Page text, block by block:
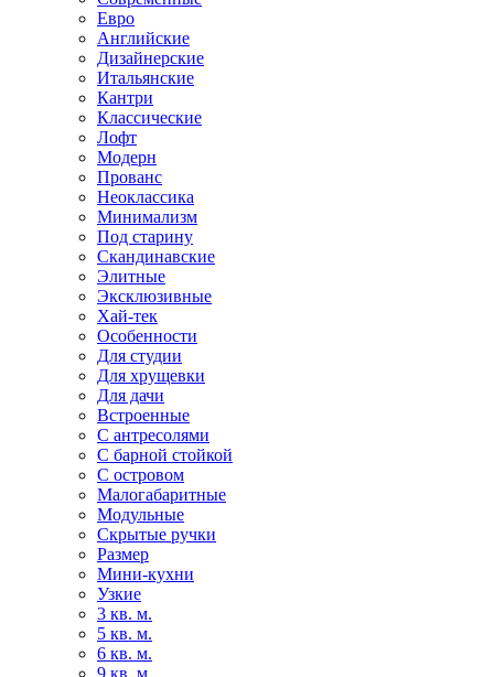
Евро
Английские
Дизайнерские
Итальянские
Кантри
Классические
Лофт
Модерн
Прованс
Неоклассика
Минимализм
Под старину
Скандинавские
Элитные
Эксклюзивные
Хай-тек
Особенности
Для студии
Для хрущевки
Для дачи
Встроенные
С антресолями
С барной стойкой
С островом
Малогабаритные
Модульные
Скрытые ручки
Размер
Мини-кухни
Узкие
3 кв. м.
5 кв. м.
6 кв. м.
9 кв. м.